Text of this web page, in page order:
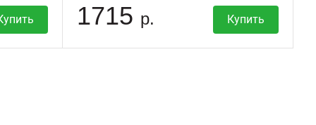
1715 р. Купить